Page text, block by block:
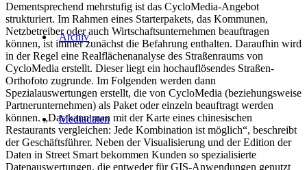
Archiv
Mediadaten
Dementsprechend mehrstufig ist das CycloMedia-Angebot
strukturiert. Im Rahmen eines Starterpakets, das Kommunen,
Netzbetreiber oder auch Wirtschaftsunternehmen beauftragen
können, ist immer zunächst die Befahrung enthalten. Daraufhin wird
in der Regel eine Realflächenanalyse des Straßenraums von
CycloMedia erstellt. Dieser liegt ein hochauflösendes Straßen-
Orthofoto zugrunde. Im Folgenden werden dann
Spezialauswertungen erstellt, die von CycloMedia (beziehungsweise
Partnerunternehmen) als Paket oder einzeln beauftragt werden
können. „Das kann man mit der Karte eines chinesischen
Restaurants vergleichen: Jede Kombination ist möglich“, beschreibt
der Geschäftsführer. Neben der Visualisierung und der Edition der
Daten in Street Smart bekommen Kunden so spezialisierte
Datenauswertungen, die entweder für GIS-Anwendungen genutzt